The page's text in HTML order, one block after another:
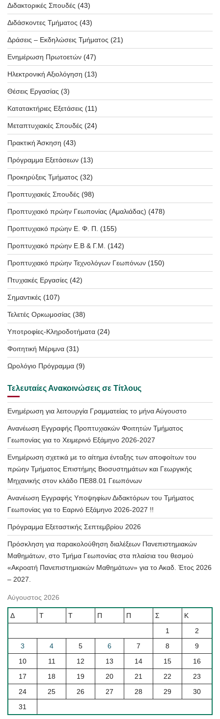
Διδακτορικές Σπουδές (43)
Διδάσκοντες Τμήματος (43)
Δράσεις – Εκδηλώσεις Τμήματος (21)
Ενημέρωση Πρωτοετών (47)
Ηλεκτρονική Αξιολόγηση (13)
Θέσεις Εργασίας (3)
Κατατακτήριες Εξετάσεις (11)
Μεταπτυχιακές Σπουδές (24)
Πρακτική Άσκηση (43)
Πρόγραμμα Εξετάσεων (13)
Προκηρύξεις Τμήματος (32)
Προπτυχιακές Σπουδές (98)
Προπτυχιακό πρώην Γεωπονίας (Αμαλιάδας) (478)
Προπτυχιακό πρώην Ε. Φ. Π. (155)
Προπτυχιακό πρώην Ε.Β & Γ.Μ. (142)
Προπτυχιακό πρώην Τεχνολόγων Γεωπόνων (150)
Πτυχιακές Εργασίες (42)
Σημαντικές (107)
Τελετές Ορκωμοσίας (38)
Υποτροφίες-Κληροδοτήματα (24)
Φοιτητική Μέριμνα (31)
Ωρολόγιο Πρόγραμμα (9)
Τελευταίες Ανακοινώσεις σε Τίτλους
Ενημέρωση για λειτουργία Γραμματείας το μήνα Αύγουστο
Ανανέωση Εγγραφής Προπτυχιακών Φοιτητών Τμήματος
Γεωπονίας για το Χειμερινό Εξάμηνο 2026-2027
Ενημέρωση σχετικά με το αίτημα ένταξης των αποφοίτων του
πρώην Τμήματος Επιστήμης Βιοσυστημάτων και Γεωργικής
Μηχανικής στον κλάδο ΠΕ88.01 Γεωπόνων
Ανανέωση Εγγραφής Υποψηφίων Διδακτόρων του Τμήματος
Γεωπονίας για το Εαρινό Εξάμηνο 2026-2027 !!
Πρόγραμμα Εξεταστικής Σεπτεμβρίου 2026
Πρόσκληση για παρακολούθηση διαλέξεων Πανεπιστημιακών
Μαθημάτων, στο Τμήμα Γεωπονίας στα πλαίσια του θεσμού
«Ακροατή Πανεπιστημιακών Μαθημάτων» για το Ακαδ. Έτος 2026
– 2027.
Αύγουστος 2026
Δ Τ Τ Π Π Σ
Κ
1
2
3
4 5 6 7 8
9
10
11 12 13 14 15
16
17
18 19 20 21 22
23
24
25 26 27 28 29
30
31